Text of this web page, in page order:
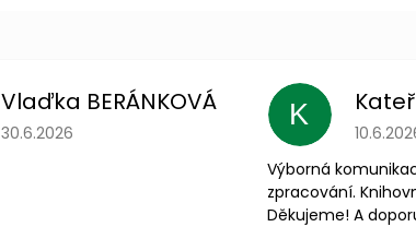
Vlaďka BERÁNKOVÁ
Hodnocení obchodu je 5 z 5 hvězdiček.
30.6.2026
K
Výborná
zpracování.
Děkujeme! A